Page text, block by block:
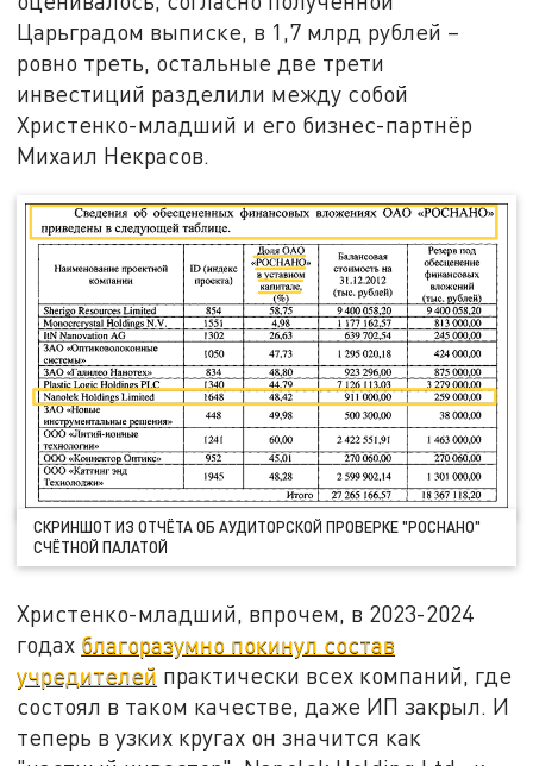
Царьградом выписке, в 1,7 млрд рублей –
ровно треть, остальные две трети
инвестиций разделили между собой
Христенко-младший и его бизнес-партнёр
Михаил Некрасов.
СКРИНШОТ ИЗ ОТЧЁТА ОБ АУДИТОРСКОЙ ПРОВЕРКЕ "РОСНАНО"
СЧЁТНОЙ ПАЛАТОЙ
Христенко-младший, впрочем, в 2023-2024
годах благоразумно покинул состав
учредителей практически всех компаний, где
состоял в таком качестве, даже ИП закрыл. И
теперь в узких кругах он значится как